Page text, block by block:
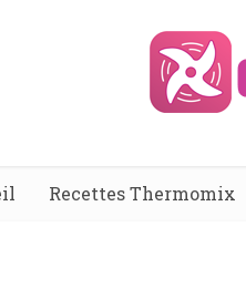
Recettes Thermomix